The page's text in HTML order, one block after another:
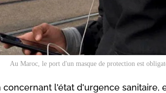
Au Maroc, le port d'un masque de protection est
l'état d'urgence sanitaire,